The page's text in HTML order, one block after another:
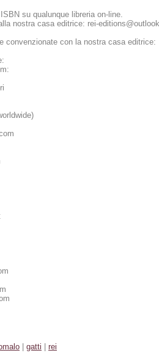
su qualunque libreria on-line.
nostra casa editrice: rei-
convenzionate con la nostra casa editrice:
gatti rei